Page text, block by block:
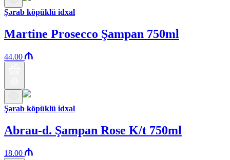
Şərab köpüklü idxal
Martine Prosecco Şampan 750ml
44.00
Şərab köpüklü idxal
Abrau-d. Şampan Rose K/t 750ml
18.00